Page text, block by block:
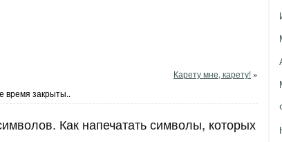
Карету мне, карету! »
время закрыты..
Как напечатать символы, которых